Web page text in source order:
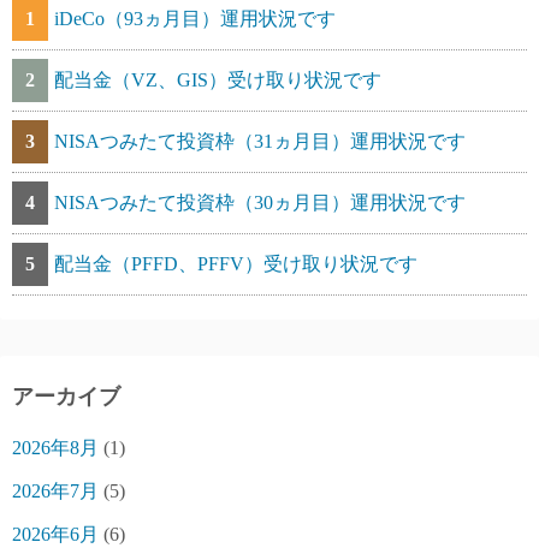
1 iDeCo（93ヵ月目）運用状況です
2 配当金（VZ、GIS）受け取り状況です
3 NISAつみたて投資枠（31ヵ月目）運用状況です
4 NISAつみたて投資枠（30ヵ月目）運用状況です
5 配当金（PFFD、PFFV）受け取り状況です
アーカイブ
2026年8月 (1)
2026年7月 (5)
2026年6月 (6)